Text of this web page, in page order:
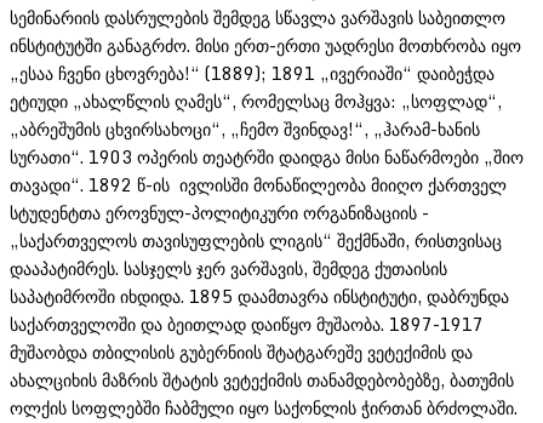
სემინარიის დასრულების შემდეგ სწავლა ვარშავის საბეითლო
ინსტიტუტში განაგრძო. მისი ერთ-ერთი უადრესი მოთხრობა იყო
„ესაა ჩვენი ცხოვრება!“ (1889); 1891 „ივერიაში“ დაიბეჭდა
ეტიუდი „ახალწლის ღამეს“, რომელსაც მოჰყვა: „სოფლად“,
„აბრეშუმის ცხვირსახოცი“, „ჩემო შვინდავ!“, „ჰარამ-ხანის
სურათი“. 1903 ოპერის თეატრში დაიდგა მისი ნაწარმოები „შიო
თავადი“. 1892 წ-ის ივლისში მონაწილეობა მიიღო ქართველ
სტუდენტთა ეროვნულ-პოლიტიკური ორგანიზაციის -
„საქართველოს თავისუფლების ლიგის“ შექმნაში, რისთვისაც
დააპატიმრეს. სასჯელს ჯერ ვარშავის, შემდეგ ქუთაისის
საპატიმროში იხდიდა. 1895 დაამთავრა ინსტიტუტი, დაბრუნდა
საქართველოში და ბეითლად დაიწყო მუშაობა. 1897-1917
მუშაობდა თბილისის გუბერნიის შტატგარეშე ვეტექიმის და
ახალციხის მაზრის შტატის ვეტექიმის თანამდებობებზე, ბათუმის
ოლქის სოფლებში ჩაბმული იყო საქონლის ჭირთან ბრძოლაში.